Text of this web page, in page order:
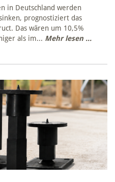
in Deutschland werden
prognostiziert das
Das wären um 10,5%
als im... Mehr lesen ...